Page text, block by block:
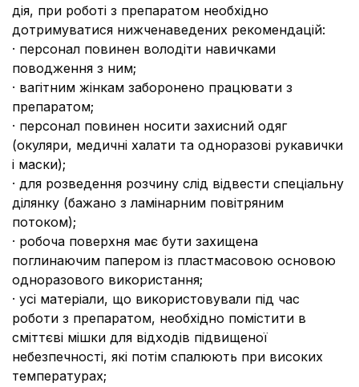
дія, при роботі з препаратом необхідно
дотримуватися нижченаведених рекомендацій:
· персонал повинен володіти навичками
поводження з ним;
· вагітним жінкам заборонено працювати з
препаратом;
· персонал повинен носити захисний одяг
(окуляри, медичні халати та одноразові рукавички
і маски);
· для розведення розчину слід відвести спеціальну
ділянку (бажано з ламінарним повітряним
потоком);
· робоча поверхня має бути захищена
поглинаючим папером із пластмасовою основою
одноразового використання;
· усі матеріали, що використовували під час
роботи з препаратом, необхідно помістити в
сміттєві мішки для відходів підвищеної
небезпечності, які потім спалюють при високих
температурах;